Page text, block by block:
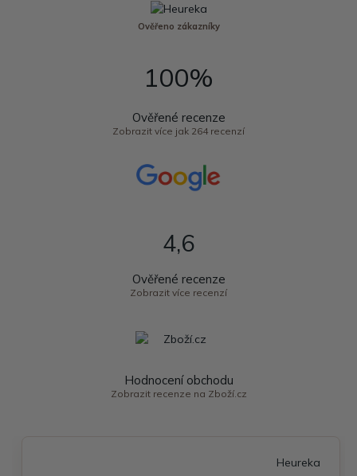
Ověřeno zákazníky
100%
Ověřené recenze
Zobrazit více jak 264 recenzí
4,6
Ověřené recenze
Zobrazit více recenzí
Hodnocení obchodu
Zobrazit recenze na Zboží.cz
Heureka